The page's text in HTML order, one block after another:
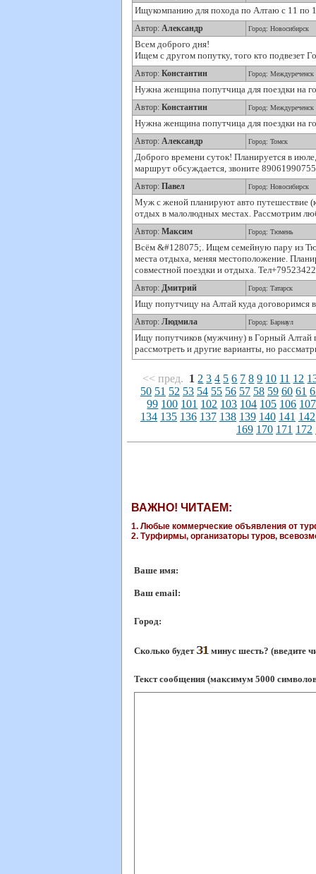
Ищукомпанию для похода по Алтаю с 11 по
Автор: Александр Город: Новосибирск
Всем доброго дня!
Ищем с другом попутку, того кто подвезет
Автор: Константин Город: Междуреченск
Нужна женщина попутчица для поездки на
Автор: Константин Город: Междуреченск
Нужна женщина попутчица для поездки на
Автор: Александр Город: Томск
Доброго времени суток! Планируется в
маршрут обсуждается, звоните
Автор: Павел Город: Новосибирск
Муж с женой планируют авто путешествие
отдых в малолюдных местах. Рассмотрим
Автор: Максим Город: Тюмень
Всём &#128075;. Ищем семейную пару из
места отдыха, меняя местоположение.
совместной поездки и отдыха.
Автор: Дмитрий Город: Татарск
Ищу попутчицу на Алтай куда договоримся
Автор: Людмила Город: Барнаул
Ищу попутчиков (мужчину) в Горный Алтай
рассмотреть и другие варианты, но
<< пред. 1 2 3 4 5 6 7 8 9 10 11 12
50 51 52 53 54 55 56 57 58 59 60 61
99 100 101 102 103 104 105 106 107
134 135 136 137 138 139 140 141 142
169 170 171 172
ВАЖНО! ЧИТАЕМ:
1. Любые коммерческие объявления от
2. Турфирмы, организаторы туров,
Ваше имя:
Ваш еmail:
Город:
Сколько будет минус шесть? (введите
Текст сообщения (максимум 5000